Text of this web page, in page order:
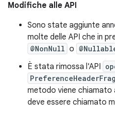
Modifiche alle API
Sono state aggiunte
molte delle API che in
@NonNull o
È stata rimossa l'API
metodo viene
deve essere chiamato